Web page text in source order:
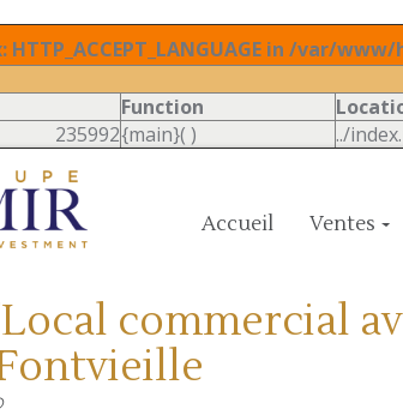
in /var/
Function
235992{main}( ) ../
Accueil Ventes
commercial